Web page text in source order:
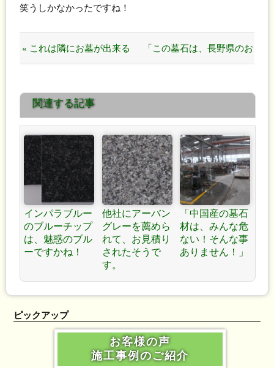
笑うしかなかったですね！
« これは隣にお墓が出来る
をしています！
「この墓石は、長野県のお
関連する記事
インパラブルー
のブルーチップ
は、魅惑のブル
ーですかね！
他社にアーバン
グレーを薦めら
れて、お見積り
されたそうで
す。
「中国産の墓石
材は、みんな危
ない！そんな事
ありません！」
ピックアップ
お客様の声
施工事例のご紹介